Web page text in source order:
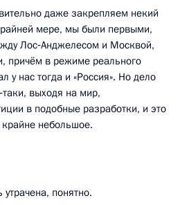
даже закрепляем некий
мере, мы были первыми,
Лос‑Анджелесом и Москвой,
причём в режиме реального
у нас тогда и «Россия». Но дело
выходя на мир,
в подобные разработки, и это
небольшое.
понятно.